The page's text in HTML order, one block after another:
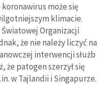
może się
klimacie.
Organizacji
że nie należy liczyć na
interwencji służb
że patogen szerzył się
w Tajlandii i Singapurze.